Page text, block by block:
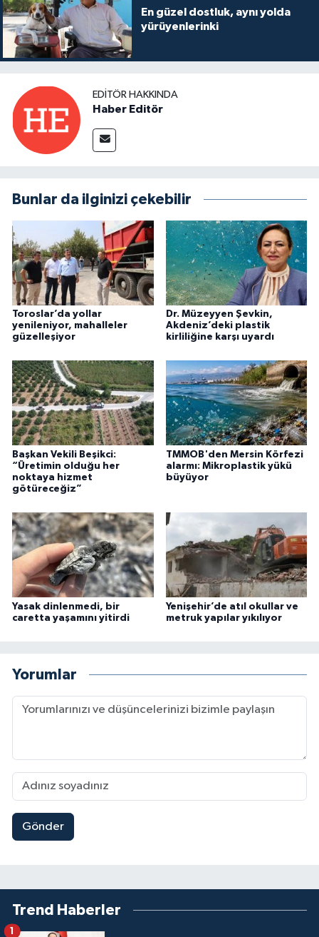
En güzel dostluk, aynı yolda
yürüyenlerinki
EDITÖR HAKKINDA
Haber Editör
Bunlar da ilginizi çekebilir
Toroslar’da yollar
yenileniyor, mahalleler
güzelleşiyor
Dr. Müzeyyen Şevkin,
Akdeniz’deki plastik
kirliliğine karşı uyardı
Başkan Vekili Beşikci:
“Üretimin olduğu her
noktaya hizmet
götüreceğiz”
TMMOB'den Mersin Körfezi
alarmı: Mikroplastik yükü
büyüyor
Yasak dinlenmedi, bir
caretta yaşamını yitirdi
Yenişehir’de atıl okullar ve
metruk yapılar yıkılıyor
Yorumlar
Gönder
Trend Haberler
1